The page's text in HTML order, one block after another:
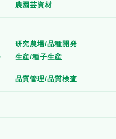
農園芸資材
研究農場/品種開発
生産/種子生産
品質管理/品質検査